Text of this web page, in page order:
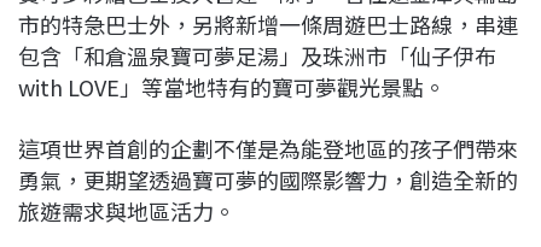
市的特急巴士外，另將新增一條周遊巴士路線，串連
包含「和倉溫泉寶可夢足湯」及珠洲市「仙子伊布
with LOVE」等當地特有的寶可夢觀光景點。
這項世界首創的企劃不僅是為能登地區的孩子們帶來
勇氣，更期望透過寶可夢的國際影響力，創造全新的
旅遊需求與地區活力。